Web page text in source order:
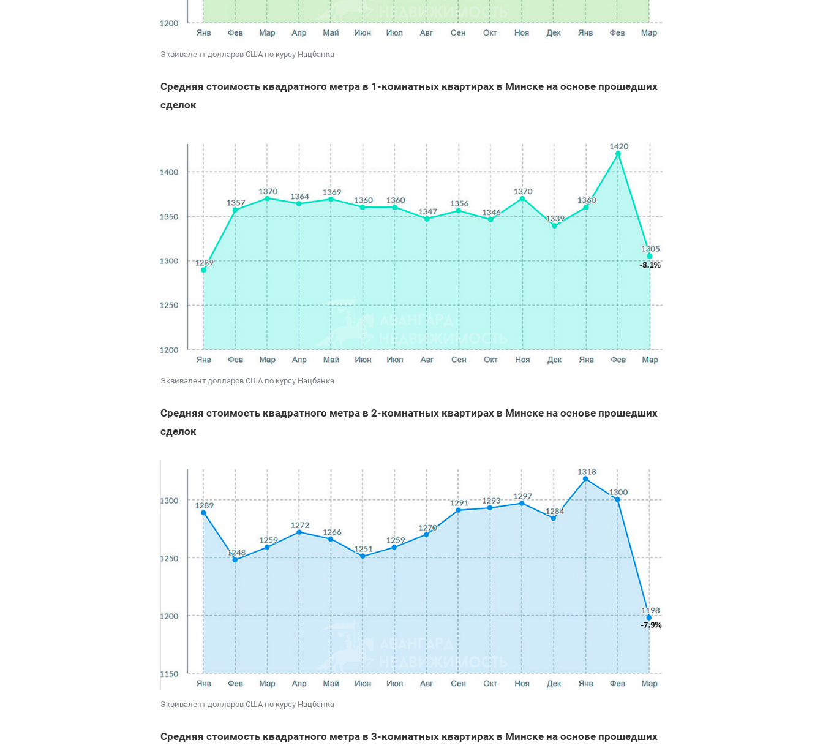
Эквивалент долларов США по курсу Нацбанка
Средняя стоимость квадратного метра в 1-комнатных квартирах в Минске на основе прошедших
сделок
Эквивалент долларов США по курсу Нацбанка
Средняя стоимость квадратного метра в 2-комнатных квартирах в Минске на основе прошедших
сделок
Эквивалент долларов США по курсу Нацбанка
Средняя стоимость квадратного метра в 3-комнатных квартирах в Минске на основе прошедших